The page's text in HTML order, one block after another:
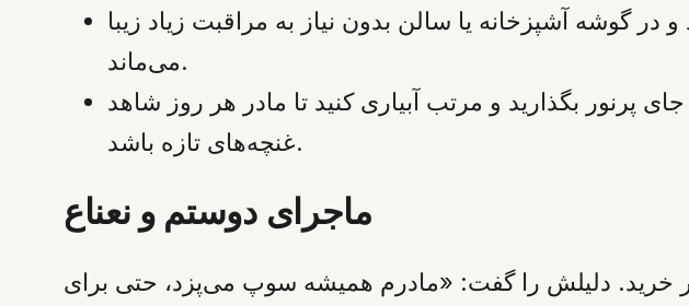
گوشه آشپزخانه یا سالن بدون نیاز به مراقبت زیاد زیبا
می‌ماند.
بگذارید و مرتب آبیاری کنید تا مادر هر روز شاهد
غنچه‌های تازه باشد.
ماجرای دوستم و نعناع
خرید. دلیلش را گفت: «مادرم همیشه سوپ می‌پزد، حتی برای